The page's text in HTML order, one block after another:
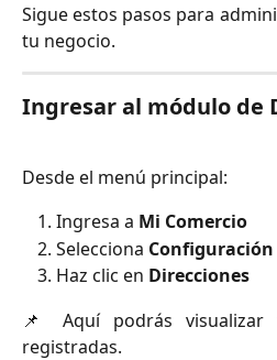
Sigue estos pasos para
tu negocio.
Ingresar al módulo de
Desde el menú principal:
Ingresa a Mi Comercio
Selecciona
Haz clic en Direcciones
📌 Aquí podrás visualizar
registradas.